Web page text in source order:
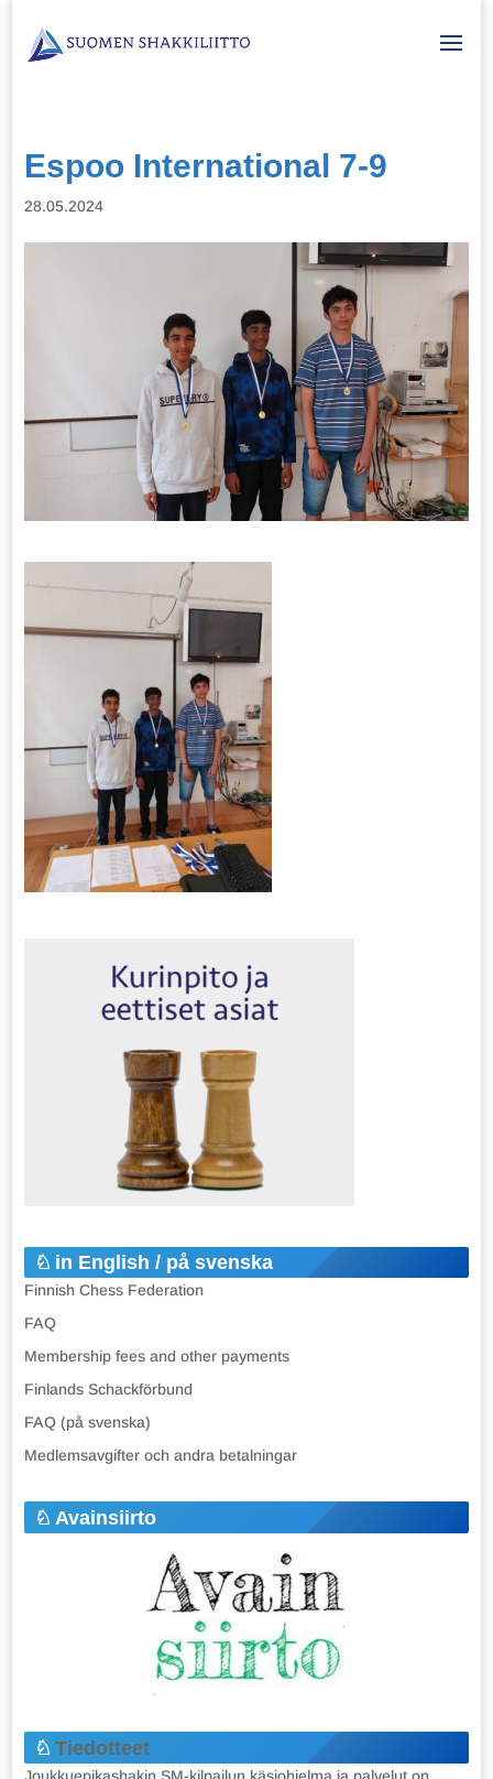
Espoo International 7-9
28.05.2024
in English / på svenska
Finnish Chess Federation
FAQ
Membership fees and other payments
Finlands Schackförbund
FAQ (på svenska)
Medlemsavgifter och andra betalningar
Avainsiirto
Tiedotteet